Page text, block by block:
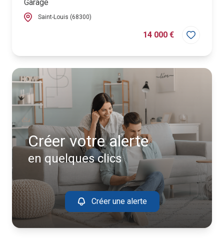
Garage
Saint-Louis (68300)
14 000 €
Créer votre alerte
en quelques clics
Créer une alerte